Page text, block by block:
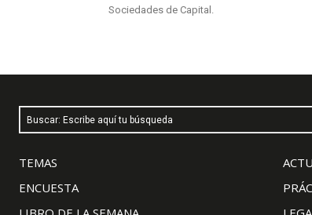
Sociedades de Capital.
Buscar: Escribe aquí tu búsqueda
TEMAS
ENCUESTA